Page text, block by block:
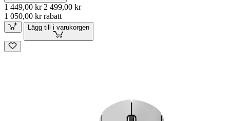
1 449,00 kr 2 499,00 kr
1 050,00 kr rabatt
Lägg till i varukorgen